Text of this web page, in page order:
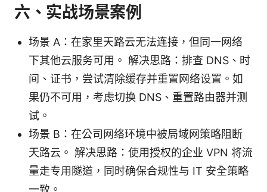
六、实战场景案例
场景 A：在家里天路云无法连接，但同一网络
下其他云服务可用。 解决思路：排查 DNS、时
间、证书，尝试清除缓存并重置网络设置。如
果仍不可用，考虑切换 DNS、重置路由器并测
试。
场景 B：在公司网络环境中被局域网策略阻断
天路云。 解决思路：使用授权的企业 VPN 将流
量走专用隧道，同时确保合规性与 IT 安全策略
一致。